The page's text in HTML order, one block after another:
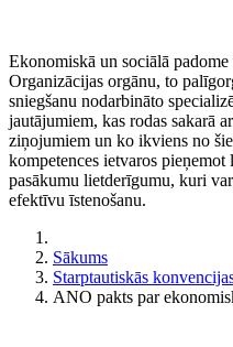
Ekonomiskā un sociālā
Organizācijas orgānu, to
sniegšanu nodarbināto
jautājumiem, kas rodas sakarā
ziņojumiem un ko ikviens no
kompetences ietvaros pieņemot
pasākumu lietderīgumu, kuri
efektīvu īstenošanu.
Sākums
Starptautiskās
ANO pakts par